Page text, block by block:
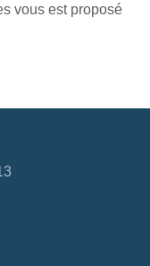
vous est proposé